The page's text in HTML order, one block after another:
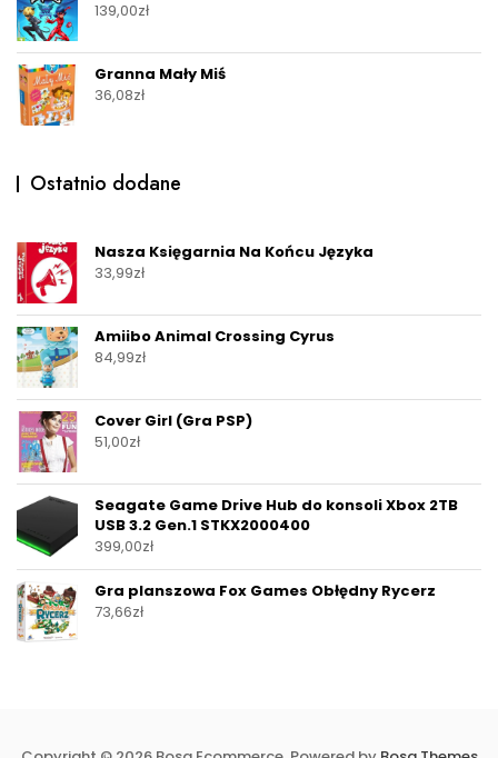
139,00zł
Granna Mały Miś
36,08zł
Ostatnio dodane
Nasza Księgarnia Na Końcu Języka
33,99zł
Amiibo Animal Crossing Cyrus
84,99zł
Cover Girl (Gra PSP)
51,00zł
Seagate Game Drive Hub do konsoli Xbox 2TB
USB 3.2 Gen.1 STKX2000400
399,00zł
Gra planszowa Fox Games Obłędny Rycerz
73,66zł